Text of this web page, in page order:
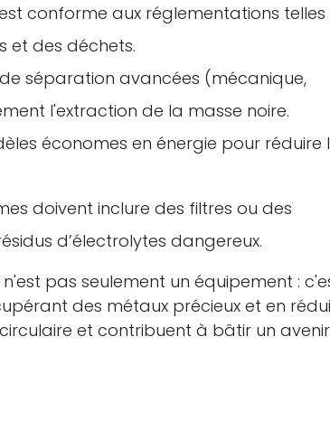
conforme aux réglementations telles
et des déchets.
séparation avancées (mécanique,
l'extraction de la masse noire.
économes en énergie pour réduire
doivent inclure des filtres ou des
d’électrolytes dangereux.
pas seulement un équipement :
des métaux précieux et en
et contribuent à bâtir un
Avez-vous 18 ans ou plus?
je ne le suis pas Oui je suis